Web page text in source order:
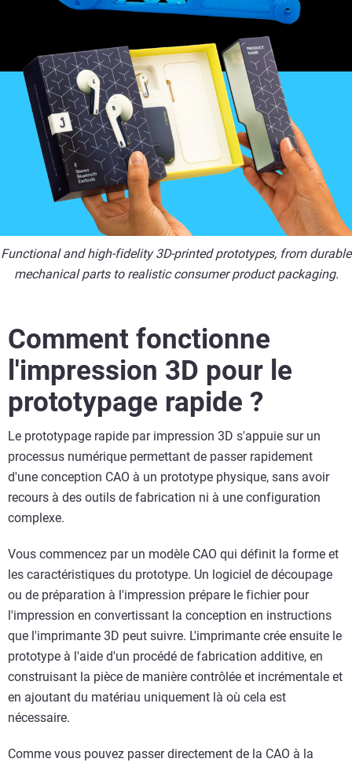
Functional and high-fidelity 3D-printed prototypes, from durable
mechanical parts to realistic consumer product packaging.
Comment fonctionne
l'impression 3D pour le
prototypage rapide ?
Le prototypage rapide par impression 3D s'appuie sur un
processus numérique permettant de passer rapidement
d'une conception CAO à un prototype physique, sans avoir
recours à des outils de fabrication ni à une configuration
complexe.
Vous commencez par un modèle CAO qui définit la forme et
les caractéristiques du prototype. Un logiciel de découpage
ou de préparation à l'impression prépare le fichier pour
l'impression en convertissant la conception en instructions
que l'imprimante 3D peut suivre. L'imprimante crée ensuite le
prototype à l'aide d'un procédé de fabrication additive, en
construisant la pièce de manière contrôlée et incrémentale et
en ajoutant du matériau uniquement là où cela est
nécessaire.
Comme vous pouvez passer directement de la CAO à la